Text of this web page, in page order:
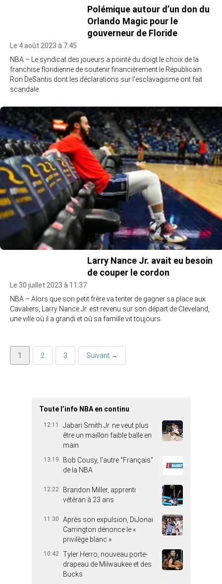
Polémique autour d’un don du
Orlando Magic pour le
gouverneur de Floride
Le 4 août 2023 à 7:45
NBA – Le syndicat des joueurs a pointé du doigt le choix de la
franchise floridienne de soutenir financièrement le Républicain
Ron DeSantis dont les déclarations sur l’esclavagisme ont fait
scandale.
Larry Nance Jr. avait eu besoin
de couper le cordon
Le 30 juillet 2023 à 11:37
NBA – Alors que son petit frère va tenter de gagner sa place aux
Cavaliers, Larry Nance Jr. est revenu sur son départ de Cleveland,
une ville où il a grandi et où sa famille vit toujours.
1 2 3 Suivant →
Toute l’info NBA en continu
12:11
Jabari Smith Jr. ne veut plus
être un maillon faible balle en
main
13:19
Bob Cousy, l’autre “Français”
de la NBA
12:22
Brandon Miller, apprenti
vétéran à 23 ans
11:30
Après son expulsion, DiJonai
Carrington dénonce le «
privilège blanc »
10:42
Tyler Herro, nouveau porte-
drapeau de Milwaukee et des
Bucks